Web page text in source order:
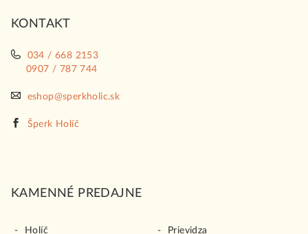
KONTAKT
034 / 668 2153
0907 / 787 744
eshop@sperkholic.sk
Šperk Holíč
KAMENNÉ PREDAJNE
Holíč
Prievidza